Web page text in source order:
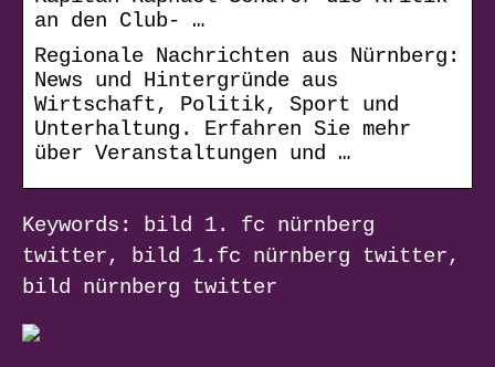
an den Club- …
Regionale Nachrichten aus Nürnberg:
News und Hintergründe aus
Wirtschaft, Politik, Sport und
Unterhaltung. Erfahren Sie mehr
über Veranstaltungen und …
Keywords: bild 1. fc nürnberg
twitter, bild 1.fc nürnberg twitter,
bild nürnberg twitter